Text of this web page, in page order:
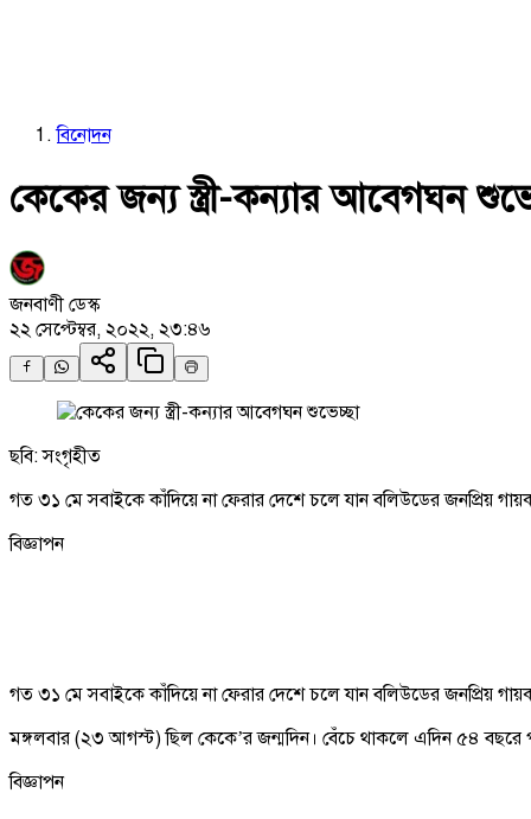
বিনোদন
কেকের জন্য স্ত্রী-কন্যার আবেগঘন
জনবাণী ডেস্ক
২২ সেপ্টেম্বর, ২০২২, ২৩:৪৬
ছবি: সংগৃহীত
গত ৩১ মে সবাইকে কাঁদিয়ে না ফেরার দেশে চলে যান বলিউডের জনপ্রিয়
বিজ্ঞাপন
গত ৩১ মে সবাইকে কাঁদিয়ে না ফেরার দেশে চলে যান বলিউডের জনপ্রিয়
মঙ্গলবার (২৩ আগস্ট) ছিল কেকে’র জন্মদিন। বেঁচে থাকলে এদিন ৫৪ বছরে
বিজ্ঞাপন